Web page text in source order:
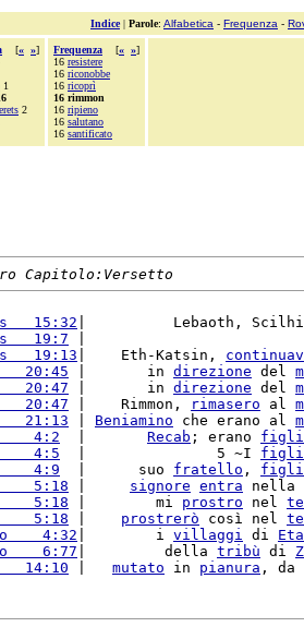
Indice| Parole: Alfabetica - Frequenza -
[« »]
1
2
Frequenza [« »]
16 resistere
16 riconobbe
16 ricoprì
16 rimmon
16 ripieno
16 salutano
16 santificato
Capitolo:Versetto
15:32 |          Lebaoth,
19:7
19:13 |    Eth-Katsin,
20:45 |       in direzione del
20:47 |       in direzione del
20:47 |    Rimmon, rimasero al
21:13 Beniamino che erano al
4:2 Recab ; erano
4:5
  |               5 ~I
4:9
  |      suo
fratello ,
5:18 signore entra nella
5:18 |        mi prostro nel
5:18 prostrerò così nel
4:32 |        i villaggi di
6:77 |         della tribù di
14:10 mutato in pianura , da